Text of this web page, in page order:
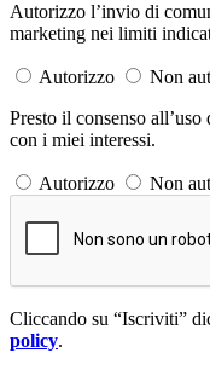
Autorizzo l’invio di
marketing nei limiti
Autorizzo
Non
Presto il consenso
con i miei interessi.
Autorizzo Non
Cliccando su “Iscriviti”
policy.